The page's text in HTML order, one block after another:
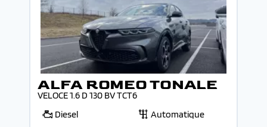
ALFA ROMEO TONALE
VELOCE 1.6 D 130 BV TCT6
Diesel
Automatique